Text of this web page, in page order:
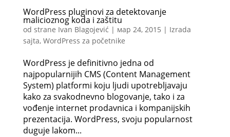
WordPress pluginovi za detektovanje
malicioznog koda i zaštitu
od strane Ivan Blagojević | мар 24, 2015 | Izrada
sajta, WordPress za početnike
WordPress je definitivno jedna od
najpopularnijih CMS (Content Management
System) platformi koju ljudi upotrebljavaju
kako za svakodnevno blogovanje, tako i za
vođenje internet prodavnica i kompanijskih
prezentacija. WordPress, svoju popularnost
duguje lakom...